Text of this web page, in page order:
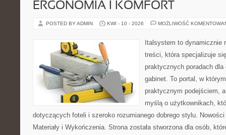
ERGONOMIA I KOMFORT
POSTED BY ADMIN KWI - 10 - 2026 MOŻLIWOŚĆ
Italsystem to dynamicznie
treści, która specjalizuje
praktycznych poradach
gabinet. To portal, w
praktycznym podejściem,
myślą o użytkownikach,
dotyczących foteli i szeroko rozumianego dobrego stylu.
Materiały i Wykończenia. Strona została stworzona dla osób,